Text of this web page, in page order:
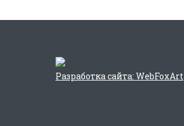
Разработка сайта: WebFoxArt